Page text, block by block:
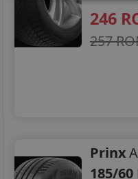
246
257
Prinx
185/60